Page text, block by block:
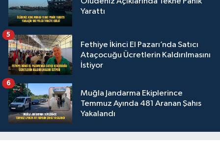
Yarattı
Fethiye İkinci El Pazarı’nda Satıcı
Ataçocuğu Ücretlerin Kaldırılmasını
İstiyor
5
Muğla Jandarma Ekiplerince
Temmuz Ayında 481 Aranan Şahıs
Yakalandı
6